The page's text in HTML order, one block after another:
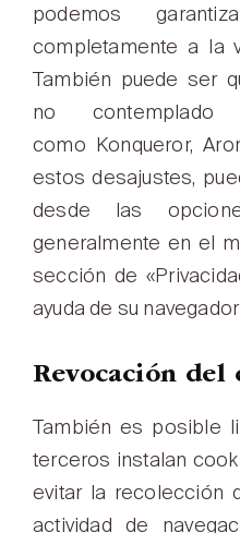
podemos
completamente a la
También puede ser
no
como Konqueror,
estos desajustes,
desde las
generalmente en el
sección de
ayuda de su
Revocación
También es posible
terceros instalan
evitar la recolección
actividad de